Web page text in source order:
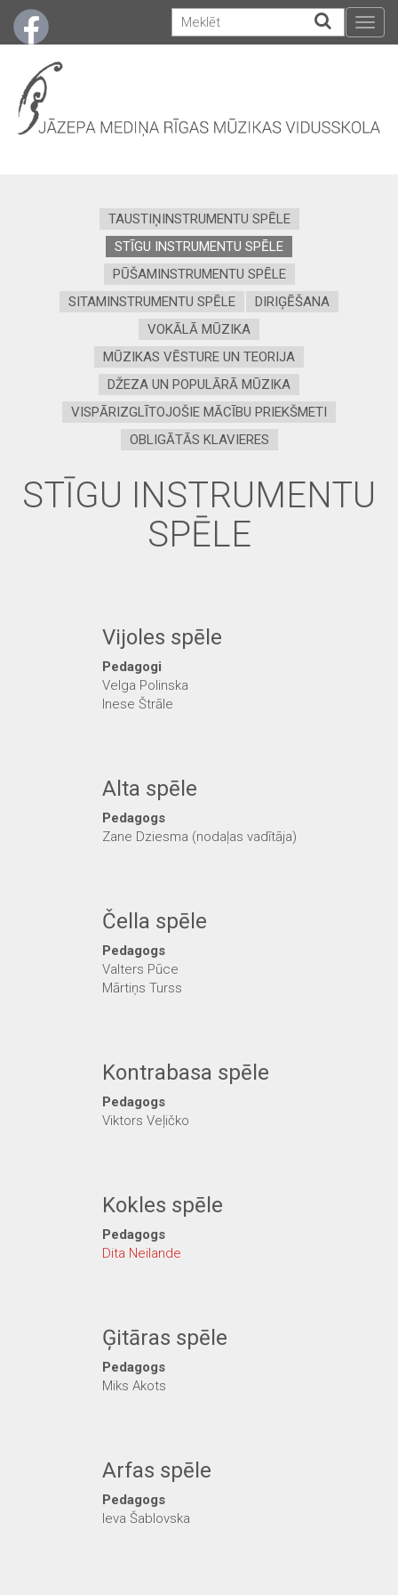
TAUSTIŅINSTRUMENTU SPĒLE
STĪGU INSTRUMENTU SPĒLE
PŪŠAMINSTRUMENTU SPĒLE
SITAMINSTRUMENTU SPĒLE
DIRIĢĒŠANA
VOKĀLĀ MŪZIKA
MŪZIKAS VĒSTURE UN TEORIJA
DŽEZA UN POPULĀRĀ MŪZIKA
VISPĀRIZGLĪTOJOŠIE MĀCĪBU PRIEKŠMETI
OBLIGĀTĀS KLAVIERES
STĪGU INSTRUMENTU
SPĒLE
Vijoles spēle
Pedagogi
Velga Polinska
Inese Štrāle
Alta spēle
Pedagogs
Zane Dziesma (nodaļas vadītāja)
Čella spēle
Pedagogs
Valters Pūce
Mārtiņs Turss
Kontrabasa spēle
Pedagogs
Viktors Veļičko
Kokles spēle
Pedagogs
Dita Neilande
Ģitāras spēle
Pedagogs
Miks Akots
Arfas spēle
Pedagogs
Ieva Šablovska